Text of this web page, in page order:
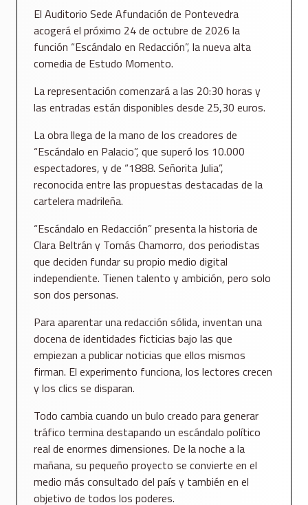
El Auditorio Sede Afundación de Pontevedra
acogerá el próximo 24 de octubre de 2026 la
función “Escándalo en Redacción”, la nueva alta
comedia de Estudo Momento.
La representación comenzará a las 20:30 horas y
las entradas están disponibles desde 25,30 euros.
La obra llega de la mano de los creadores de
“Escándalo en Palacio”, que superó los 10.000
espectadores, y de “1888. Señorita Julia”,
reconocida entre las propuestas destacadas de la
cartelera madrileña.
“Escándalo en Redacción” presenta la historia de
Clara Beltrán y Tomás Chamorro, dos periodistas
que deciden fundar su propio medio digital
independiente. Tienen talento y ambición, pero solo
son dos personas.
Para aparentar una redacción sólida, inventan una
docena de identidades ficticias bajo las que
empiezan a publicar noticias que ellos mismos
firman. El experimento funciona, los lectores crecen
y los clics se disparan.
Todo cambia cuando un bulo creado para generar
tráfico termina destapando un escándalo político
real de enormes dimensiones. De la noche a la
mañana, su pequeño proyecto se convierte en el
medio más consultado del país y también en el
objetivo de todos los poderes.